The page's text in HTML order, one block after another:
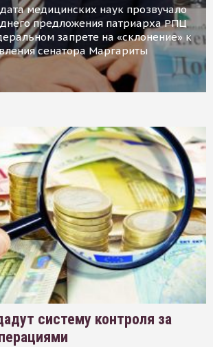
медицинских наук прозвучало
предложения патриарха РПЦ
запрете на «склонение» к
сенатора Маргариты
систему контроля за